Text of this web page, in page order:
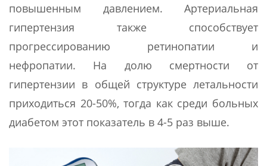
повышенным давлением. Артериальная
гипертензия также способствует
прогрессированию ретинопатии и
нефропатии. На долю смертности от
гипертензии в общей структуре летальности
приходиться 20-50%, тогда как среди больных
диабетом этот показатель в 4-5 раз выше.